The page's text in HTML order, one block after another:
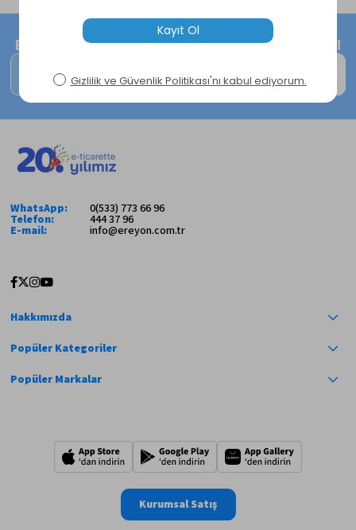
E-Bültene kayıt ol, size özel fırsatları kaçırma!
WhatsApp: 0(533) 773 66 96
Telefon: 444 37 96
E-mail: info@ereyon.com.tr
Hakkımızda
Popüler Kategoriler
Popüler Markalar
Kurumsal Satış